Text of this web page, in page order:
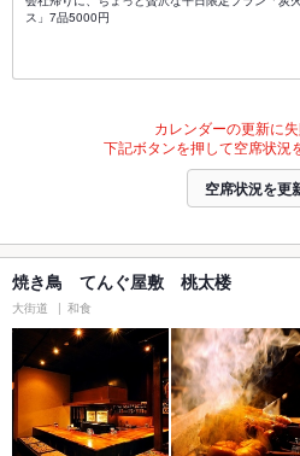
ス」7品5000円
カレンダーの更新に失
下記ボタンを押して空席状況
空席状況を更
焼き鳥 てんぐ屋敷 桃太楼
大街道 和食